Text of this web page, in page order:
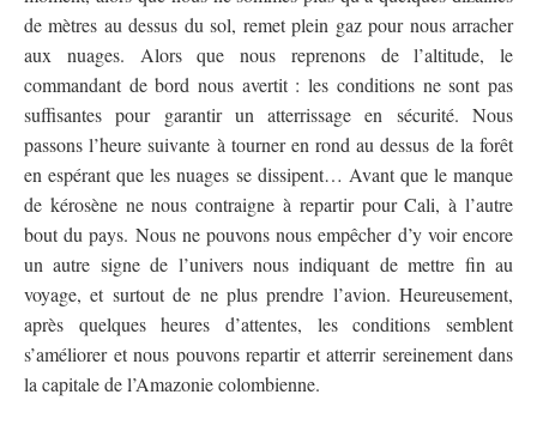
de mètres au dessus du sol, remet plein gaz pour nous arracher
aux nuages. Alors que nous reprenons de l’altitude, le
commandant de bord nous avertit : les conditions ne sont pas
suffisantes pour garantir un atterrissage en sécurité. Nous
passons l’heure suivante à tourner en rond au dessus de la forêt
en espérant que les nuages se dissipent… Avant que le manque
de kérosène ne nous contraigne à repartir pour Cali, à l’autre
bout du pays. Nous ne pouvons nous empêcher d’y voir encore
un autre signe de l’univers nous indiquant de mettre fin au
voyage, et surtout de ne plus prendre l’avion. Heureusement,
après quelques heures d’attentes, les conditions semblent
s’améliorer et nous pouvons repartir et atterrir sereinement dans
la capitale de l’Amazonie colombienne.